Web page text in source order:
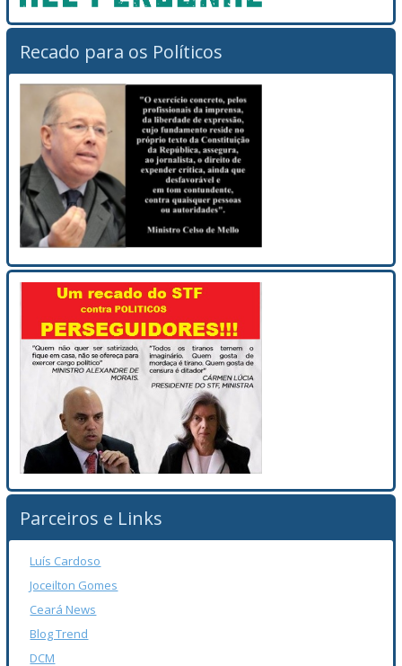
Recado para os Políticos
Parceiros e Links
Luís Cardoso
Joceilton Gomes
Ceará News
Blog Trend
DCM